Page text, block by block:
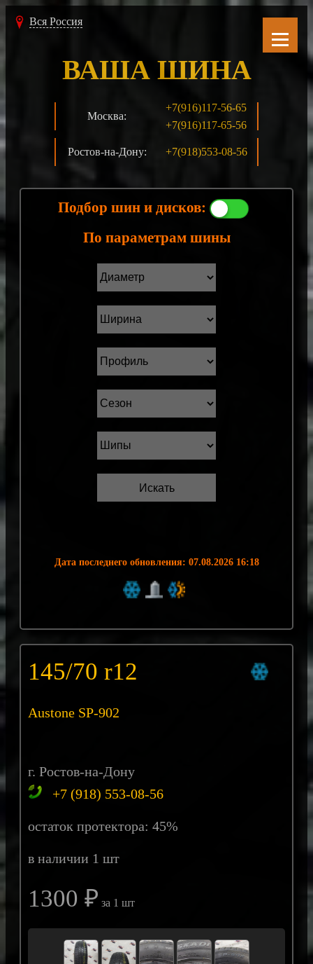
Вся Россия
Москва:
+7(916)117-56-65
+7(916)117-65-56
Ростов-на-Дону: +7(918)553-08-56
ВАША ШИНА
Подбор шин и дисков:
По параметрам шины
Дата последнего обновления: 07.08.2026 16:18
145/70 r12
Austone SP-902
г. Ростов-на-Дону
+7 (918) 553-08-56
остаток протектора: 45%
в наличии 1 шт
1300 ₽ за 1 шт